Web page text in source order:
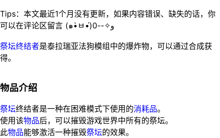
Tips：本文最近1个月没有更新，如果内容错误、缺失的话，你
可以在评论区留言 (๑•̀ㅂ•́)و✧--0
祭坛终结者是泰拉瑞亚法狗模组中的爆炸物，可以通过合成获
得。
物品介绍
祭坛终结者是一种在困难模式下使用的消耗品。
使用该物品后，可以摧毁游戏世界中所有的祭坛。
此物品能够激活一种摧毁祭坛的效果。